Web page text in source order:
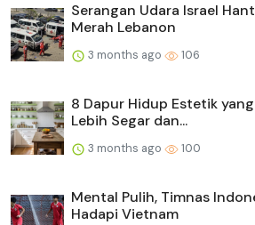
Serangan Udara Israel
Merah Lebanon
3 months ago 106
8 Dapur Hidup Estetik
Lebih Segar dan...
3 months ago 100
Mental Pulih, Timnas
Hadapi Vietnam